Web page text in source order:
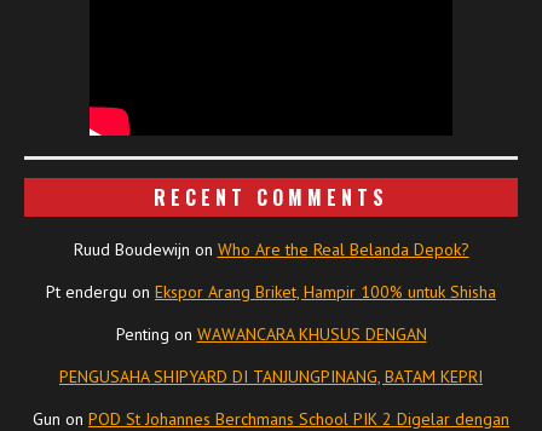
RECENT COMMENTS
Ruud Boudewijn on Who Are the Real Belanda Depok?
Pt endergu on Ekspor Arang Briket, Hampir 100% untuk Shisha
Penting on WAWANCARA KHUSUS DENGAN
PENGUSAHA SHIPYARD DI TANJUNGPINANG, BATAM KEPRI
Gun on POD St Johannes Berchmans School PIK 2 Digelar dengan